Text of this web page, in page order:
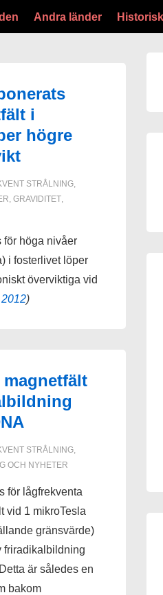
Andra länder
i
högre
STRÅLNING,
GRAVIDITET,
för höga nivåer
i fosterlivet löper
överviktiga vid
)
STRÅLNING,
OCH NYHETER
för lågfrekventa
vid 1 mikroTesla
gränsvärde)
friradikalbildning
är således en
bakom